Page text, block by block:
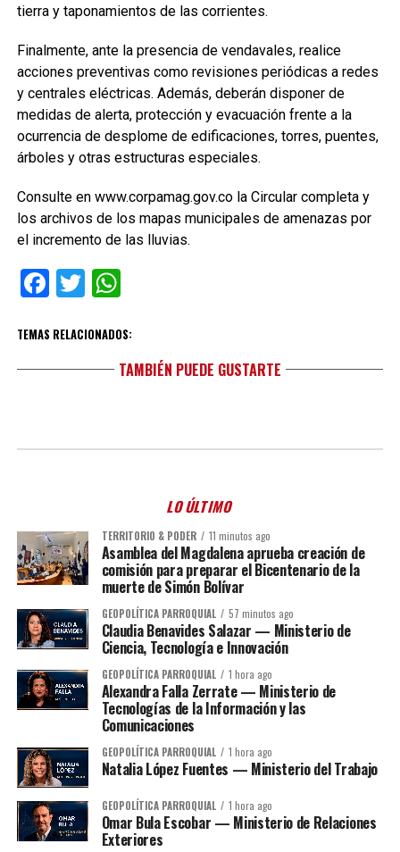
tierra y taponamientos de las corrientes.
Finalmente, ante la presencia de vendavales, realice
acciones preventivas como revisiones periódicas a redes
y centrales eléctricas. Además, deberán disponer de
medidas de alerta, protección y evacuación frente a la
ocurrencia de desplome de edificaciones, torres, puentes,
árboles y otras estructuras especiales.
Consulte en www.corpamag.gov.co la Circular completa y
los archivos de los mapas municipales de amenazas por
el incremento de las lluvias.
Facebook
TwitterWhatsApp
TEMAS RELACIONADOS:
TAMBIÉN PUEDE GUSTARTE
LO ÚLTIMO
TERRITORIO & PODER 11 minutos ago
Asamblea del Magdalena aprueba creación de
comisión para preparar el Bicentenario de la
muerte de Simón Bolívar
GEOPOLÍTICA PARROQUIAL 57 minutos ago
Claudia Benavides Salazar — Ministerio de
Ciencia, Tecnología e Innovación
GEOPOLÍTICA PARROQUIAL 1 hora ago
Alexandra Falla Zerrate — Ministerio de
Tecnologías de la Información y las
Comunicaciones
GEOPOLÍTICA PARROQUIAL 1 hora ago
Natalia López Fuentes — Ministerio del Trabajo
GEOPOLÍTICA PARROQUIAL 1 hora ago
Omar Bula Escobar — Ministerio de Relaciones
Exteriores